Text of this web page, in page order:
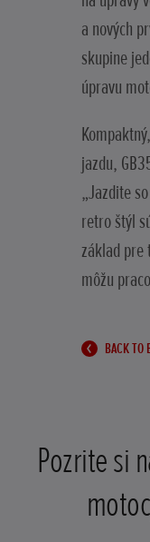
a nových
skupine
úpravu
jazdu,
„Jazdite
retro štýl
základ pre
môžu
BACK TO
Pozrite si